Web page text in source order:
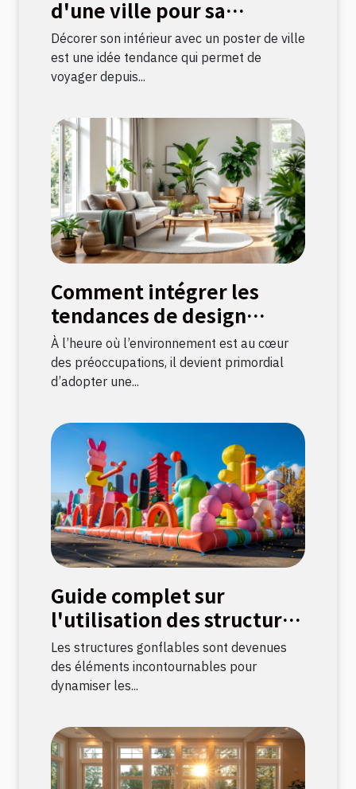
d'une ville pour sa
décoration intérieure ?
Décorer son intérieur avec un poster de ville
est une idée tendance qui permet de
voyager depuis...
Comment intégrer les
tendances de design
durable dans votre
décoration intérieure
À l’heure où l’environnement est au cœur
des préoccupations, il devient primordial
d’adopter une...
Guide complet sur
l'utilisation des structures
gonflables pour
événements
Les structures gonflables sont devenues
des éléments incontournables pour
dynamiser les...